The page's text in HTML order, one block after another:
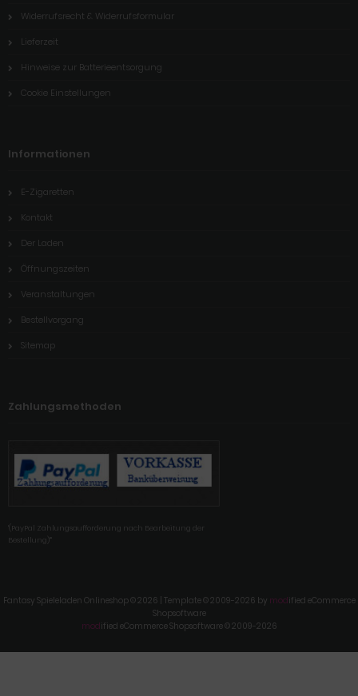
Widerrufsrecht & Widerrufsformular
Lieferzeit
Hinweise zur Batterieentsorgung
Cookie Einstellungen
Informationen
E-Zigaretten
Kontakt
Der Laden
Öffnungszeiten
Veranstaltungen
Bestellvorgang
Sitemap
Zahlungsmethoden
'(PayPal Zahlungsaufforderung nach Bearbeitung der
Bestellung)'"
Fantasy Spieleladen Onlineshop © 2026 | Template © 2009-2026 by modified eCommerce
Shopsoftware
modified eCommerce Shopsoftware © 2009-2026